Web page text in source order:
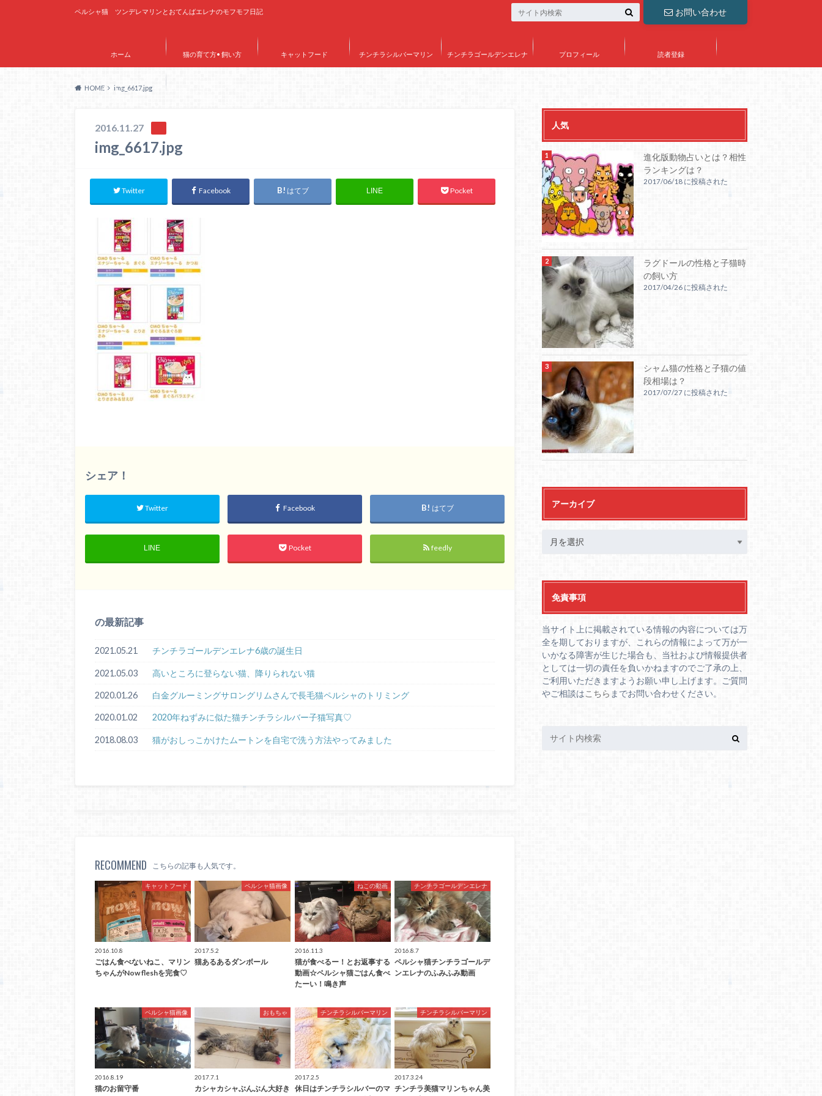
ペルシャ猫 ツンデレマリンとおてんばエレナのモフモフ日記 お問い合わせ
ホーム 猫の育て方• 飼い方 キャットフード チンチラシルバーマリン チンチラゴールデンエレナ プロフィール 読者登録
サイトマップ
HOME img_6617.jpg
2016.11.27
img_6617.jpg
Twitter Facebook はてブ LINE Pocket
シェア！
Twitter Facebook はてブ
LINE Pocket feedly
の最新記事
2021.05.21 チンチラゴールデンエレナ6歳の誕生日
2021.05.03 高いところに登らない猫、降りられない猫
2020.01.26 白金グルーミングサロングリムさんで長毛猫ペルシャのトリミング
2020.01.02 2020年ねずみに似た猫チンチラシルバー子猫写真♡
2018.08.03 猫がおしっこかけたムートンを自宅で洗う方法やってみました
RECOMMEND こちらの記事も人気です。
キャットフード
2016.10.8
ごはん食べないねこ、マリン
ちゃんがNow fleshを完食♡
ペルシャ猫画像
2017.5.2
猫あるあるダンボール
ねこの動画
2016.11.3
猫が食べるー！とお返事する
動画☆ペルシャ猫ごはん食べ
たーい！鳴き声
チンチラゴールデンエレナ
2016.8.7
ペルシャ猫チンチラゴールデ
ンエレナのふみふみ動画
ペルシャ猫画像
2016.8.19
猫のお留守番
おもちゃ
2017.7.1
カシャカシャぶんぶん大好き
チンチラシルバーマリン
2017.2.5
休日はチンチラシルバーのマ
チンチラシルバーマリン
2017.3.24
チンチラ美猫マリンちゃん美
人気
進化版動物占いとは？相性
ランキングは？
2017/06/18 に投稿された
ラグドールの性格と子猫時
の飼い方
2017/04/26 に投稿された
シャム猫の性格と子猫の値
段相場は？
2017/07/27 に投稿された
アーカイブ
免責事項
当サイト上に掲載されている情報の内容については万
全を期しておりますが、これらの情報によって万が一
いかなる障害が生じた場合も、当社および情報提供者
としては一切の責任を負いかねますのでご了承の上、
ご利用いただきますようお願い申し上げます。ご質問
やご相談はこちら までお問い合わせください。